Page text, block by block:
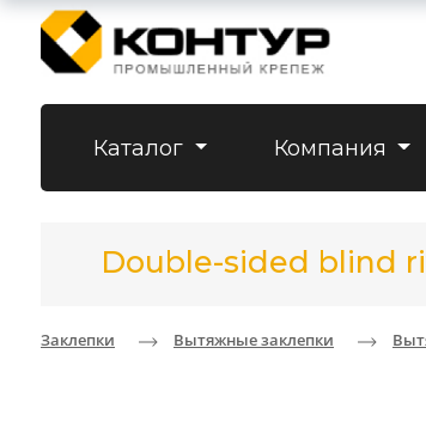
Каталог Компания
Double-sided blind
Заклепки Вытяжные заклепки